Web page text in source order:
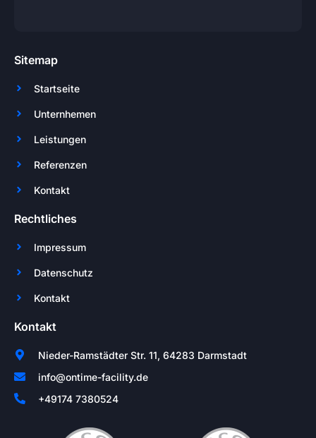
Sitemap
Startseite
Unternhemen
Leistungen
Referenzen
Kontakt
Rechtliches
Impressum
Datenschutz
Kontakt
Kontakt
Nieder-Ramstädter Str. 11, 64283 Darmstadt
info@ontime-facility.de
+49174 7380524